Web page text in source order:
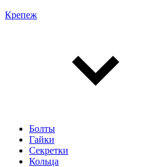
Крепеж
Болты
Гайки
Секретки
Кольца